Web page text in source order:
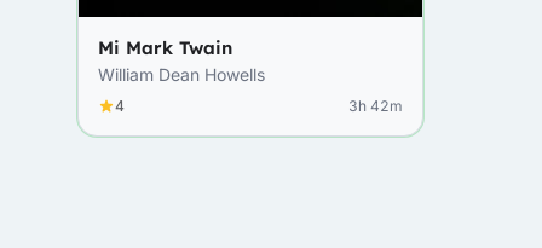
Mi Mark Twain
William Dean Howells
4 3h 42m